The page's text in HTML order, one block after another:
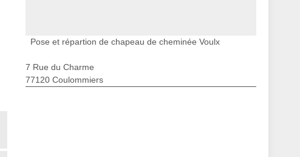
Pose et répartion de chapeau de cheminée Voulx
7 Rue du Charme
77120 Coulommiers